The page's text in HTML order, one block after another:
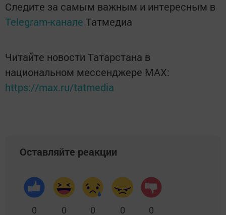
Следите за самым важным и интересным в
Telegram-канале Татмедиа
Читайте новости Татарстана в
национальном мессенджере MАХ:
https://max.ru/tatmedia
Оставляйте реакции
0 0 0 0 0